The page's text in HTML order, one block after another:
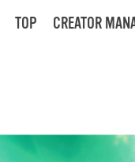
TOP CREATOR